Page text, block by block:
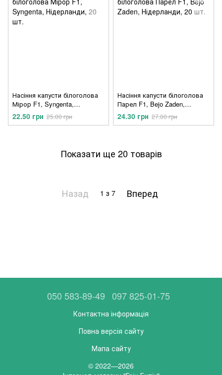
Насіння капусти білоголова
Мірор F1, Syngenta,
Нідерланди, 20 шт.
22.50 грн 25.00 грн
Насіння капусти білоголова
Парел F1, Bejo Zaden,
Нідерланди, 20 шт.
24.30 грн 27.00 грн
Показати ще 20 товарів
Назад 1 з 7 Вперед
050 583-89-49 097 825-01-75
Контактна інформація
Повна версія сайту
Мапа сайту
© 2022—2026